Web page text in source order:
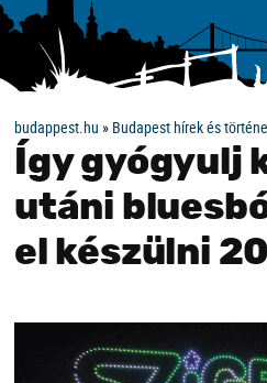
budappest.hu » Budapest hírek és
Így gyógyulj
utáni
el készülni